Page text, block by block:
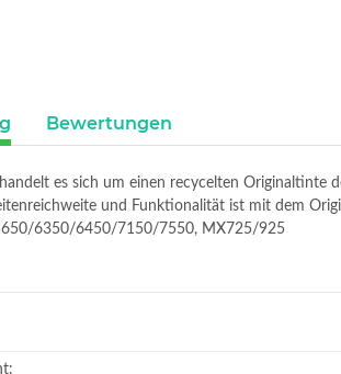
Bewertungen
es sich um einen recycelten
und Funktionalität ist mit dem
6350/6450/7150/7550, MX725/925